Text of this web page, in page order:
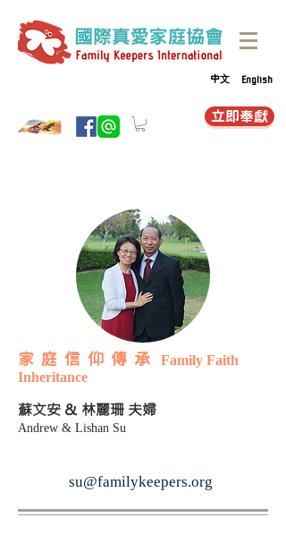
中文 English
立即奉獻
家 庭 信 仰 傳 承
Family Faith
Inheritance
蘇文安 & 林麗珊 夫婦
Andrew & Lishan Su
su@familykeepers.org